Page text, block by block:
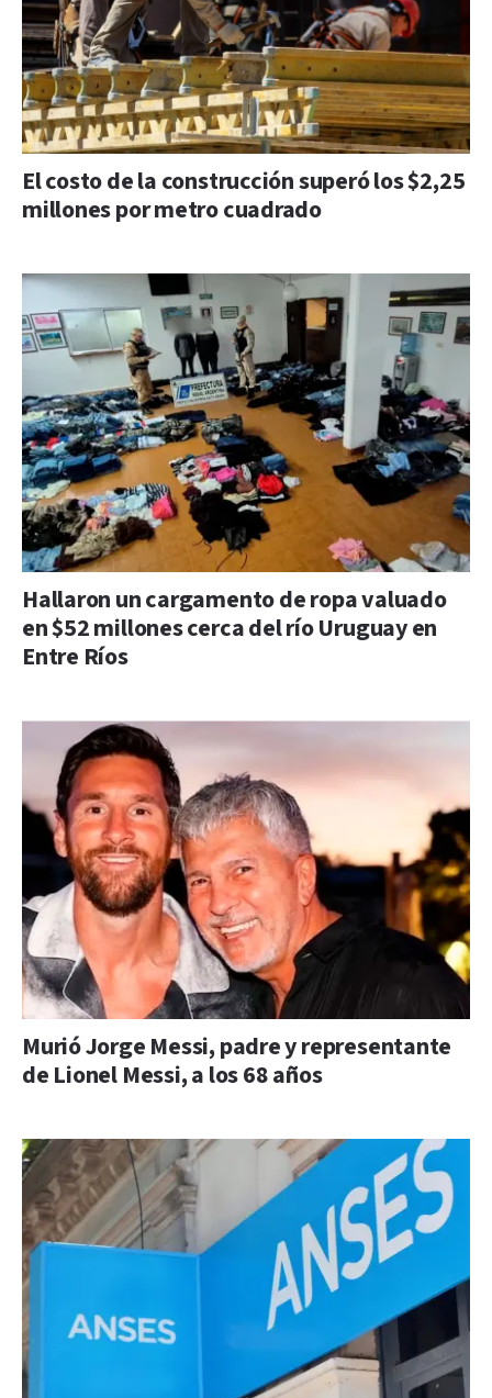
El costo de la construcción superó los $2,25
millones por metro cuadrado
Hallaron un cargamento de ropa valuado
en $52 millones cerca del río Uruguay en
Entre Ríos
Murió Jorge Messi, padre y representante
de Lionel Messi, a los 68 años